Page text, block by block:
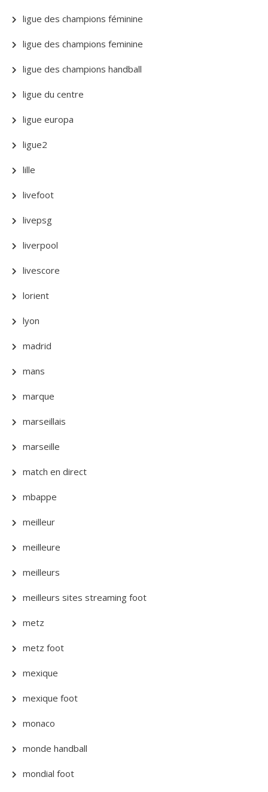
ligue des champions féminine
ligue des champions feminine
ligue des champions handball
ligue du centre
ligue europa
ligue2
lille
livefoot
livepsg
liverpool
livescore
lorient
lyon
madrid
mans
marque
marseillais
marseille
match en direct
mbappe
meilleur
meilleure
meilleurs
meilleurs sites streaming foot
metz
metz foot
mexique
mexique foot
monaco
monde handball
mondial foot